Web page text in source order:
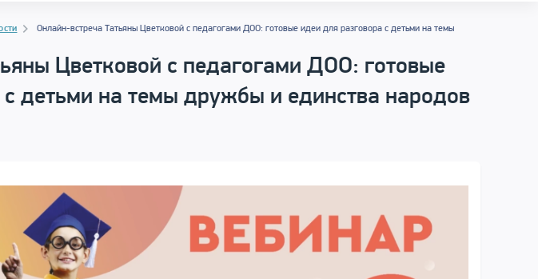
Онлайн-встреча Татьяны Цветковой с педагогами ДОО: готовые идеи для разговора с детьми на темы
Цветковой с педагогами ДОО: готовые
с детьми на темы дружбы и единства народов